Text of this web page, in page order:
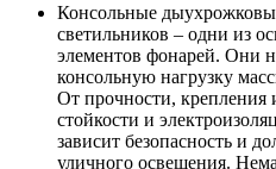
Консольные
светильников – одни из
элементов фонарей. Они
консольную нагрузку
От прочности, крепления
стойкости и
зависит безопасность и
уличного освещения.